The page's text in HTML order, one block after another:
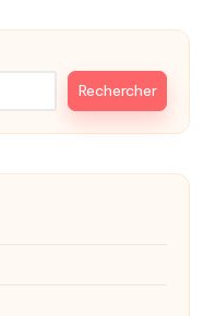
Rechercher